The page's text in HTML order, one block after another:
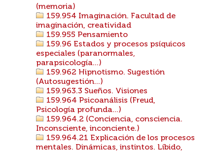
(memoria)
159.954 Imaginación. Facultad de
imaginación, creatividad
159.955 Pensamiento
159.96 Estados y procesos psíquicos
especiales (paranormales,
parapsicología...)
159.962 Hipnotismo. Sugestión
(Autosugestión...)
159.963.3 Sueños. Visiones
159.964 Psicoanálisis (Freud,
Psicología profunda...)
159.964.2 (Conciencia, consciencia.
Inconsciente, inconciente.)
159.964.21 Explicación de los procesos
mentales. Dinámicas, instintos. Líbido,